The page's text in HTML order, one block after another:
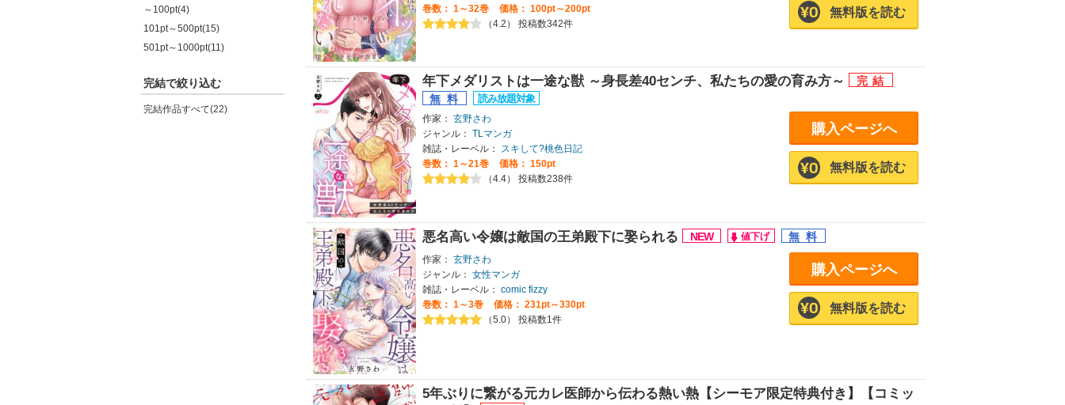
～100pt(4)
101pt～500pt(15)
501pt～1000pt(11)
完結で絞り込む
完結作品すべて(22)
巻数： 1～32巻
価格： 100pt～200pt
（4.2） 投稿数342件
無料版を読む
年下メダリストは一途な獣 ～身長差40センチ、私たちの愛の育み方～
作家： 玄野さわ
ジャンル： TLマンガ
雑誌・レーベル：
スキして?桃色日記
巻数： 1～21巻
価格： 150pt
（4.4） 投稿数238件
購入ページへ
無料版を読む
悪名高い令嬢は敵国の王弟殿下に娶られる
作家： 玄野さわ
ジャンル： 女性マンガ
雑誌・レーベル： comic fizzy
巻数： 1～3巻
価格： 231pt～330pt
（5.0） 投稿数1件
購入ページへ
無料版を読む
5年ぶりに繋がる元カレ医師から伝わる熱い熱【シーモア限定特典付き】【コミッ